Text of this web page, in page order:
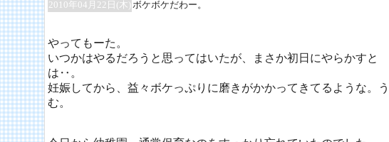
2010年04月22日(木)ボケボケだわー。
やってもーた。
いつかはやるだろうと思ってはいたが、まさか初日にやらかすと
は‥。
妊娠してから、益々ボケっぷりに磨きがかかってきてるような。
む。